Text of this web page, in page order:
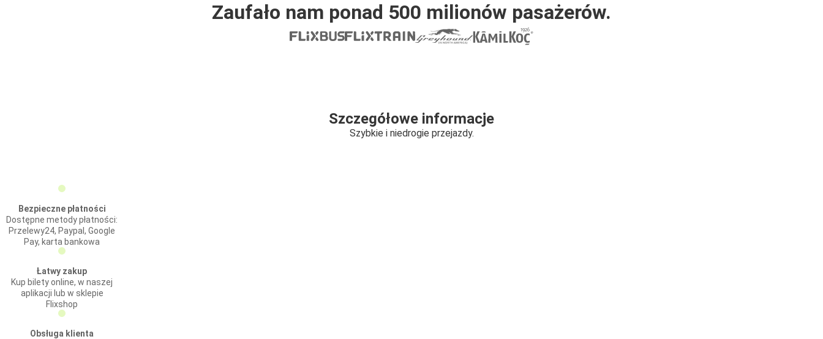
Zaufało nam ponad 500 milionów pasażerów.
Szczegółowe informacje
Szybkie i niedrogie przejazdy.
Bezpieczne płatności
Dostępne metody płatności:
Przelewy24, Paypal, Google
Pay, karta bankowa
Łatwy zakup
Kup bilety online, w naszej
aplikacji lub w sklepie
Flixshop
Obsługa klienta